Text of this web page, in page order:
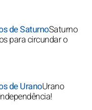
de SaturnoSaturno
para circundar o
de UranoUrano